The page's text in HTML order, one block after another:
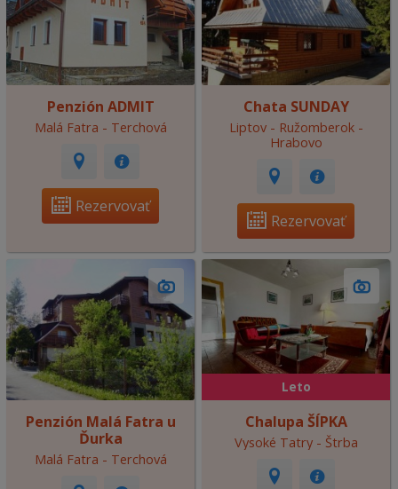
Penzión ADMIT
Malá Fatra - Terchová
Rezervovať
Chata SUNDAY
Liptov - Ružomberok -
Hrabovo
Rezervovať
Penzión Malá Fatra u
Ďurka
Malá Fatra - Terchová
Leto
Chalupa ŠÍPKA
Vysoké Tatry - Štrba